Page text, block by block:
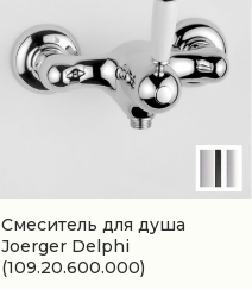
Смеситель для душа
Joerger Delphi
(109.20.600.000)